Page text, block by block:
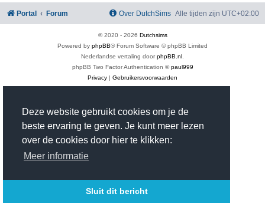
Deze website gebruikt cookies om je de
beste ervaring te geven. Je kunt meer lezen
over de cookies door hier te klikken:
Meer informatie
Sluit dit bericht
Portal Forum Alle tijden zijn UTC+02:00
Over DutchSims
© 2020 - 2026 Dutchsims
Powered by phpBB® Forum Software © phpBB Limited
Nederlandse vertaling doorphpBB.nl
phpBB Two Factor Authentication ©paul999
Privacy | Gebruikersvoorwaarden
Time: 0.367s| Peak Memory Usage: 2.93 MiB | GZIP: On |Queries: 18